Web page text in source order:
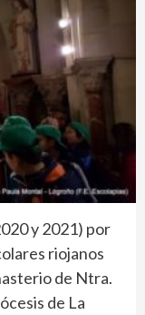
y 2021) por
riojanos
de Ntra.
de La